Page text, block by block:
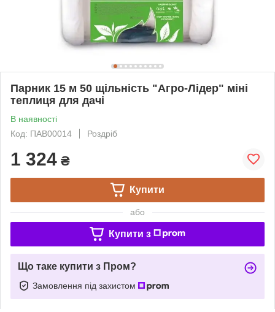
Парник 15 м 50 щільність "Агро-Лідер" міні
теплиця для дачі
В наявності
Код: ПАВ00014
Роздріб
1 324 ₴
Купити
або
Купити з
Що таке купити з Пром?
Замовлення під захистом